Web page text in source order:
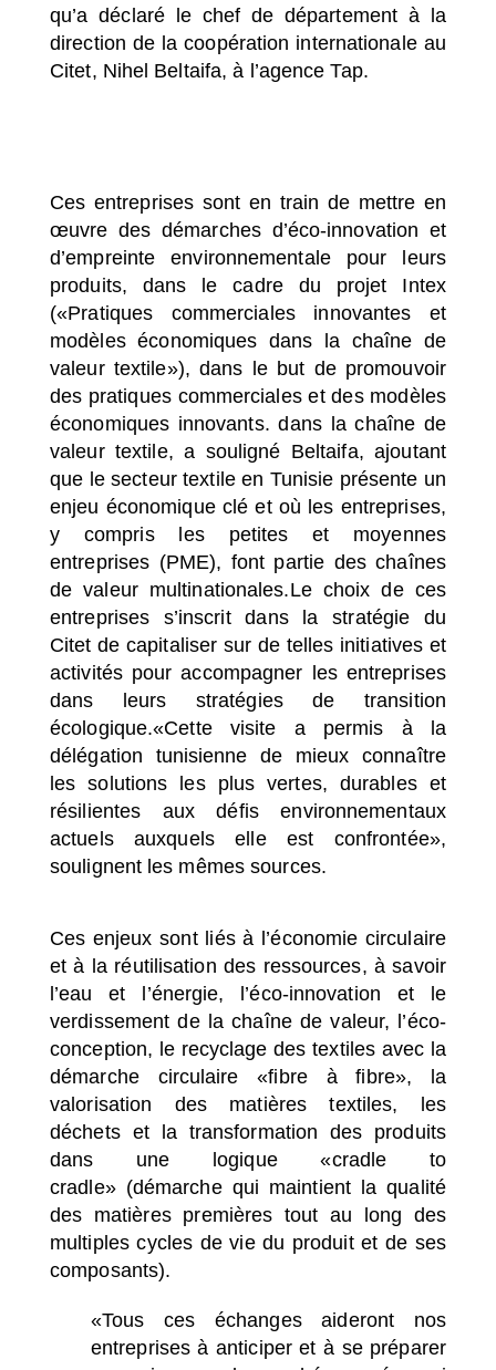
qu’a déclaré le chef de département à la
direction de la coopération internationale au
Citet, Nihel Beltaifa, à l’agence Tap.
Ces entreprises sont en train de mettre en
œuvre des démarches d’éco-innovation et
d’empreinte environnementale pour leurs
produits, dans le cadre du projet Intex
(«Pratiques commerciales innovantes et
modèles économiques dans la chaîne de
valeur textile»), dans le but de promouvoir
des pratiques commerciales et des modèles
économiques innovants. dans la chaîne de
valeur textile, a souligné Beltaifa, ajoutant
que le secteur textile en Tunisie présente un
enjeu économique clé et où les entreprises,
y compris les petites et moyennes
entreprises (PME), font partie des chaînes
de valeur multinationales.Le choix de ces
entreprises s’inscrit dans la stratégie du
Citet de capitaliser sur de telles initiatives et
activités pour accompagner les entreprises
dans leurs stratégies de transition
écologique.«Cette visite a permis à la
délégation tunisienne de mieux connaître
les solutions les plus vertes, durables et
résilientes aux défis environnementaux
actuels auxquels elle est confrontée»,
soulignent les mêmes sources.
Ces enjeux sont liés à l’économie circulaire
et à la réutilisation des ressources, à savoir
l’eau et l’énergie, l’éco-innovation et le
verdissement de la chaîne de valeur, l’éco-
conception, le recyclage des textiles avec la
démarche circulaire«fibre à fibre», la
valorisation des matières textiles, les
déchets et la transformation des produits
dans une logique
«cradle to
cradle» (démarche qui maintient la qualité
des matières premières tout au long des
multiples cycles de vie du produit et de ses
composants).
«Tous ces échanges aideront nos
entreprises à anticiper et à se préparer